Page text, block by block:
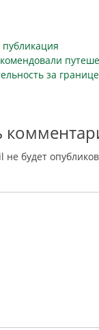
мессенджеры,
сервисы
и др.,…
за
не будет